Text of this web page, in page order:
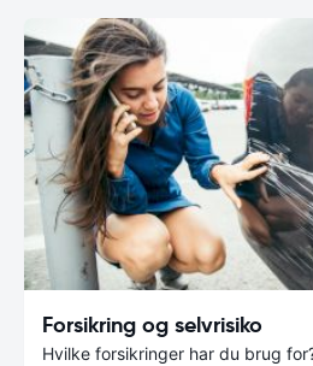
Forsikring og selvrisiko
Hvilke forsikringer har du brug